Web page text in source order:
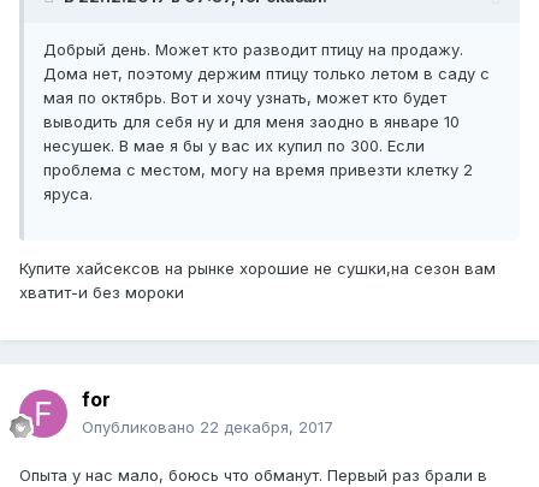
Добрый день. Может кто разводит птицу на продажу.
Дома нет, поэтому держим птицу только летом в саду с
мая по октябрь. Вот и хочу узнать, может кто будет
выводить для себя ну и для меня заодно в январе 10
несушек. В мае я бы у вас их купил по 300. Если
проблема с местом, могу на время привезти клетку 2
яруса.
Купите хайсексов на рынке хорошие не сушки,на сезон вам
хватит-и без мороки
for
Опубликовано 22 декабря, 2017
Опыта у нас мало, боюсь что обманут. Первый раз брали в